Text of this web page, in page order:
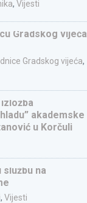
, Vijesti
Gradskog vijeća
Gradskog vijeća,
akademske
u Korčuli
službu na
, Vijesti